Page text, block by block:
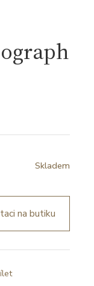
Skladem
na butiku